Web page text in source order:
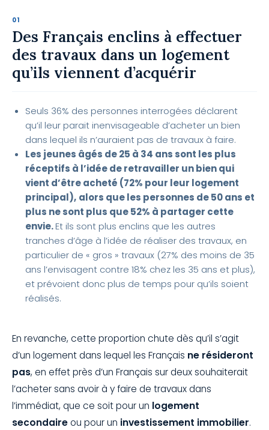
Des Français enclins à effectuer
des travaux dans un logement
qu’ils viennent d’acquérir
Seuls 36% des personnes interrogées déclarent
qu’il leur parait inenvisageable d’acheter un bien
dans lequel ils n’auraient pas de travaux à faire.
Les jeunes âgés de 25 à 34 ans sont les plus
réceptifs à l’idée de retravailler un bien qui
vient d’être acheté (72% pour leur logement
principal), alors que les personnes de 50 ans et
plus ne sont plus que 52% à partager cette
envie.Et ils sont plus enclins que les autres
tranches d’âge à l’idée de réaliser des travaux, en
particulier de « gros » travaux (27% des moins de 35
ans l’envisagent contre 18% chez les 35 ans et plus),
et prévoient donc plus de temps pour qu’ils soient
réalisés.
En revanche, cette proportion chute dès qu’il s’agit
d’un logement dans lequel les Français ne résideront
pas, en effet près d’un Français sur deux souhaiterait
l’acheter sans avoir à y faire de travaux dans
l’immédiat, que ce soit pour un logement
secondaireou pour un investissement immobilier.